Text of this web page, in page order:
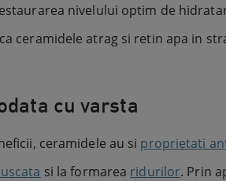
nivelului optim de
ceramidele atrag si retin apa in
cu varsta
ceramidele au si proprietati
si la formarea ridurilor. Prin